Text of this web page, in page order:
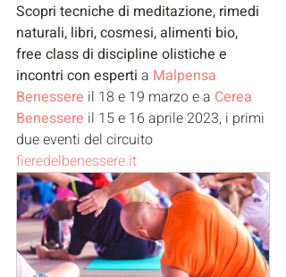
Scopri tecniche di meditazione, rimedi
naturali, libri, cosmesi, alimenti bio,
free class di discipline olistiche e
incontri con esperti a Malpensa
Benessere il 18 e 19 marzo e a Cerea
Benessere il 15 e 16 aprile 2023, i primi
due eventi del circuito
fieredelbenessere.it